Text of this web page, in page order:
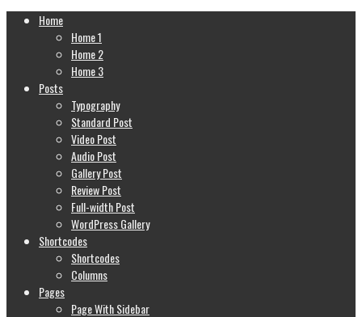
Home
Home 1
Home 2
Home 3
Posts
Typography
Standard Post
Video Post
Audio Post
Gallery Post
Review Post
Full-width Post
WordPress Gallery
Shortcodes
Shortcodes
Columns
Pages
Page With Sidebar